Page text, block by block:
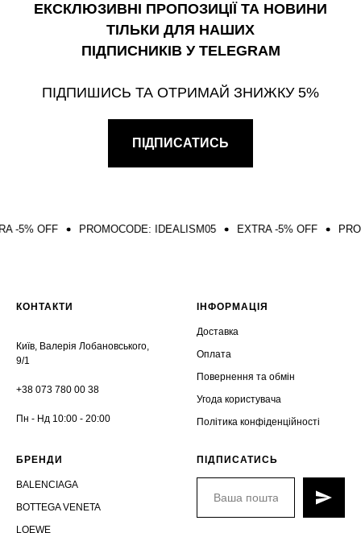
ЕКСКЛЮЗИВНІ ПРОПОЗИЦІЇ ТА НОВИНИ
ТІЛЬКИ ДЛЯ НАШИХ
ПІДПИСНИКІВ У TELEGRAM
ПІДПИШИСЬ ТА ОТРИМАЙ ЗНИЖКУ 5%
ПІДПИСАТИСЬ
PROMOCODE: IDEALISM05 EXTRA -5% OFF
КОНТАКТИ
Київ, Валерія Лобановського,
9/1
+38 073 780 00 38
Пн - Нд 10:00 - 20:00
ІНФОРМАЦІЯ
Доставка
Оплата
Повернення та обмін
Угода користувача
Політика конфіденційності
БРЕНДИ
BALENCIAGA
BOTTEGA VENETA
LOEWE
ПІДПИСАТИСЬ